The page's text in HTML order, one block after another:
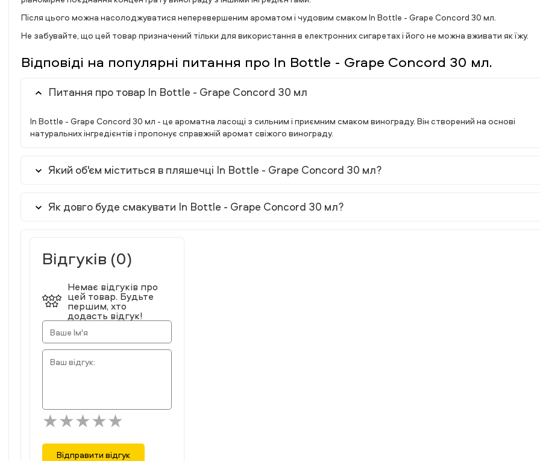
Після цього можна насолоджуватися неперевершеним ароматом і чудовим смаком In Bottle - Grape Concord 30 мл.
Не забувайте, що цей товар призначений тільки для використання в електронних сигаретах і його не можна вживати як їжу.
Відповіді на популярні питання про In Bottle - Grape Concord 30 мл.
Питання про товар In Bottle - Grape Concord 30 мл
In Bottle - Grape Concord 30 мл - це ароматна ласощі з сильним і приємним смаком винограду. Він створений на основі
натуральних інгредієнтів і пропонує справжній аромат свіжого винограду.
Який об'єм міститься в пляшечці In Bottle - Grape Concord 30 мл?
Як довго буде смакувати In Bottle - Grape Concord 30 мл?
Відгуків (0)
Немає відгуків про
цей товар. Будьте
першим, хто
додасть відгук!
Відправити відгук